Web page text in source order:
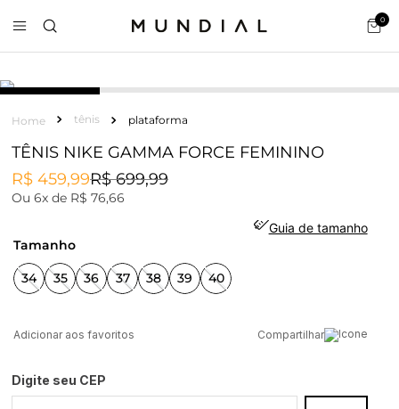
0
tênis plataforma
TÊNIS NIKE GAMMA FORCE FEMININO
R$ 699,99
R$ 459,99
Ou 6x de R$ 76,66
Guia de tamanho
tamanho
34 35 36 37 38 39 40
Compartilhar
Digite seu CEP